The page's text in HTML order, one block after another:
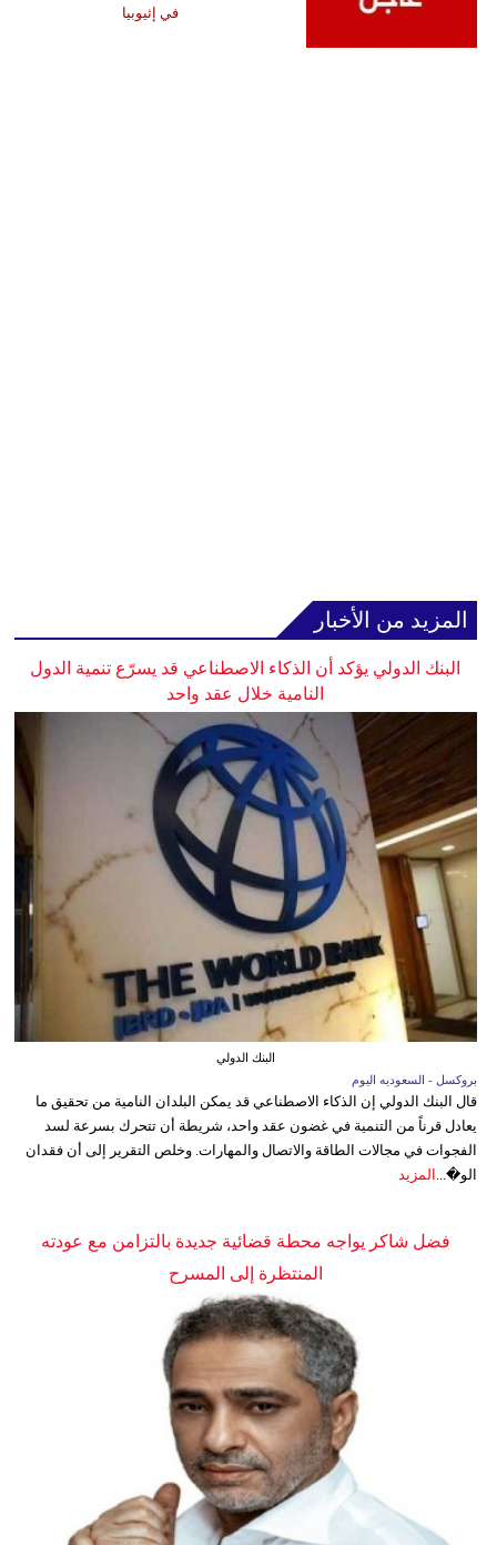
في إثيوبيا
المزيد من الأخبار
البنك الدولي يؤكد أن الذكاء الاصطناعي قد يسرّع تنمية الدول
النامية خلال عقد واحد
البنك الدولي
بروكسل - السعوديه اليوم
قال البنك الدولي إن الذكاء الاصطناعي قد يمكن البلدان النامية من تحقيق ما
يعادل قرناً من التنمية في غضون عقد واحد، شريطة أن تتحرك بسرعة لسد
الفجوات في مجالات الطاقة والاتصال والمهارات. وخلص التقرير إلى أن فقدان
الو�... المزيد
فضل شاكر يواجه محطة قضائية جديدة بالتزامن مع عودته
المنتظرة إلى المسرح